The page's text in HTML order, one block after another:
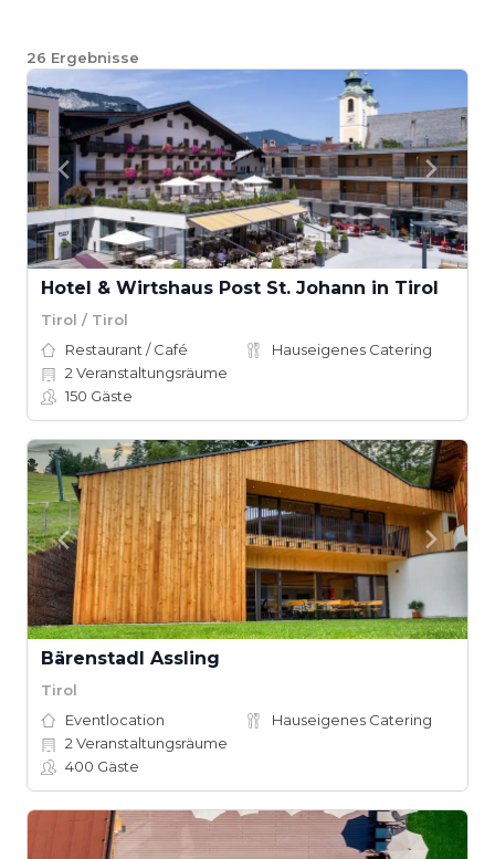
26 Ergebnisse
Hotel & Wirtshaus Post St. Johann in Tirol
Tirol / Tirol
Restaurant / Café
Hauseigenes Catering
2 Veranstaltungsräume
150 Gäste
Bärenstadl Assling
Tirol
Eventlocation
Hauseigenes Catering
2 Veranstaltungsräume
400 Gäste